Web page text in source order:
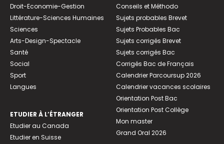
Droit-Economie-Gestion
Littérature-Sciences Humaines
Sciences
Arts-Design-Spectacle
Santé
Social
Sport
Langues
ETUDIER À L’ÉTRANGER
Etudier au Canada
Etudier en Suisse
Conseils et Méthodo
Sujets probables Brevet
Sujets Probables Bac
Sujets corrigés Brevet
Sujets corrigés Bac
Corrigés Bac de Français
Calendrier Parcoursup 2026
Calendrier vacances scolaires
Orientation Post Bac
Orientation Post Collège
Mon master
Grand Oral 2026